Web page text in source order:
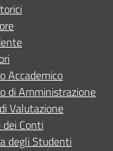
Accademico
di Amministrazione
Valutazione
dei Conti
degli Studenti